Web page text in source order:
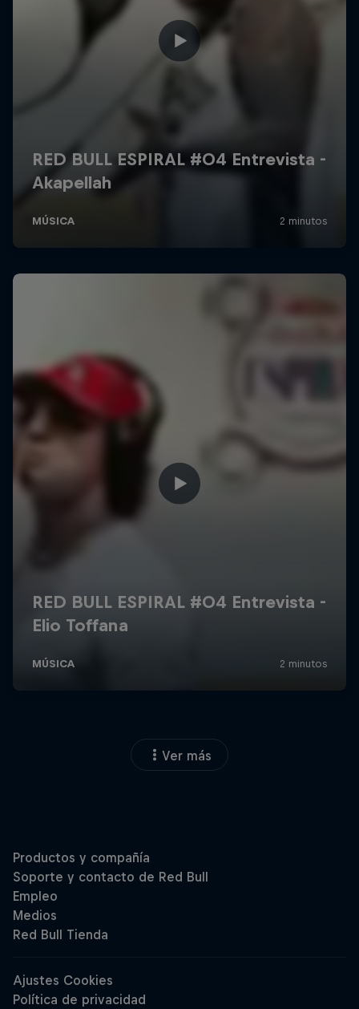
Ver más